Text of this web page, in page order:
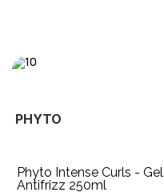
PHYTO
Phyto Intense Curls - Gel
Antifrizz 250ml